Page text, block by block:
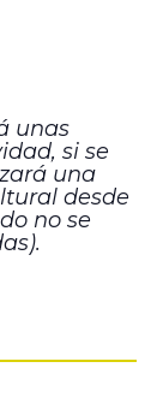
unas
si se
una
desde
no se